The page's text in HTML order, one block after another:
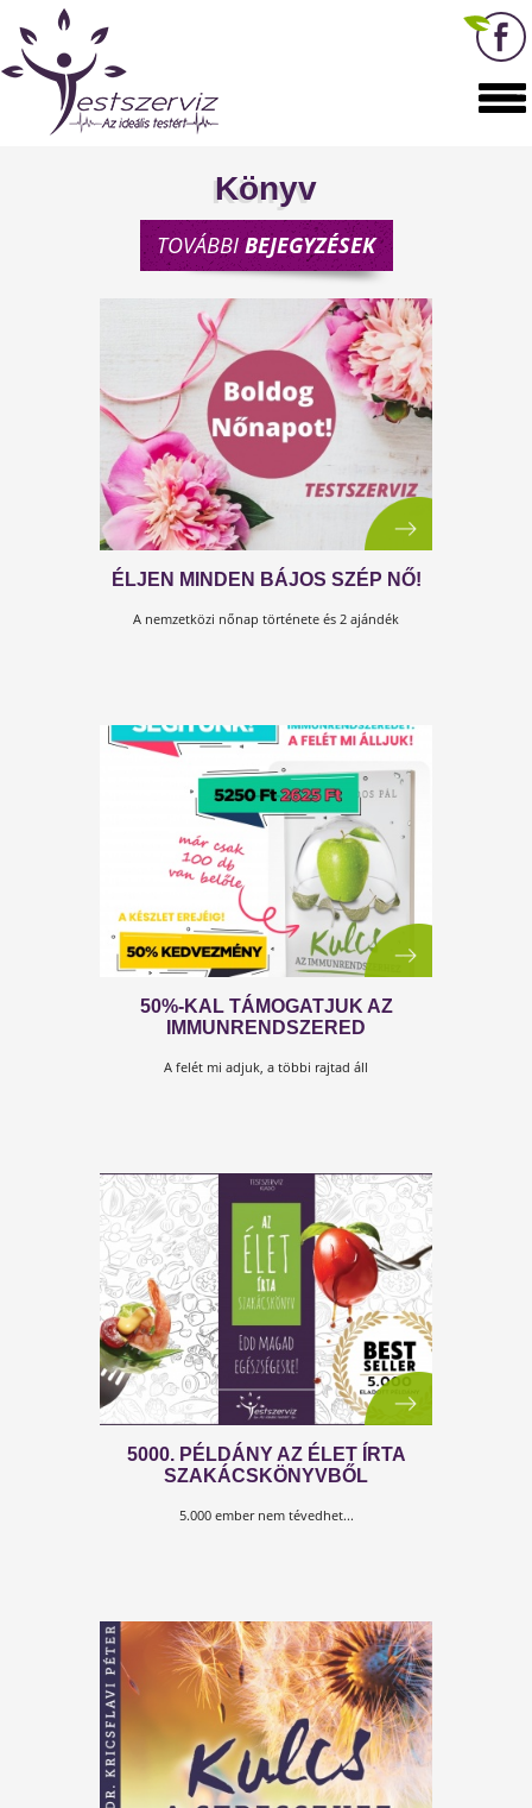
Könyv
TOVÁBBIBEJEGYZÉSEK
ÉLJEN MINDEN BÁJOS SZÉP NŐ!
A nemzetközi nőnap története és 2 ajándék
50%-KAL TÁMOGATJUK AZ
IMMUNRENDSZERED
A felét mi adjuk, a többi rajtad áll